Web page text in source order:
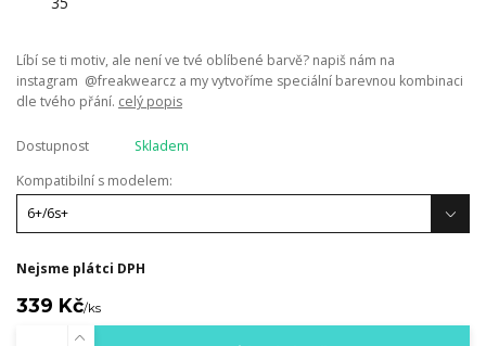
Líbí se ti motiv, ale není ve tvé oblíbené barvě? napiš nám na
instagram @freakwearcz a my vytvoříme speciální barevnou kombinaci
dle tvého přání. celý popis
Dostupnost
Skladem
Kompatibilní s modelem:
Nejsme plátci DPH
339 Kč/ks